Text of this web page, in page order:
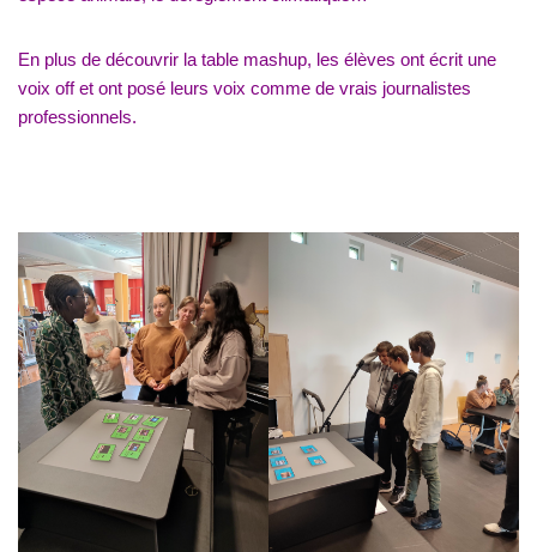
En plus de découvrir la table mashup, les élèves ont écrit une
voix off et ont posé leurs voix comme de vrais journalistes
professionnels.